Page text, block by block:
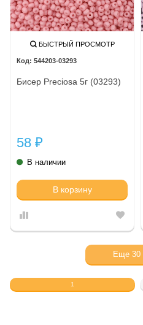
БЫСТРЫЙ ПРОСМОТР
544203-03293
Бисер Preciosa 5г (03293)
58 ₽
В наличии
В корзину
Еще 30
1